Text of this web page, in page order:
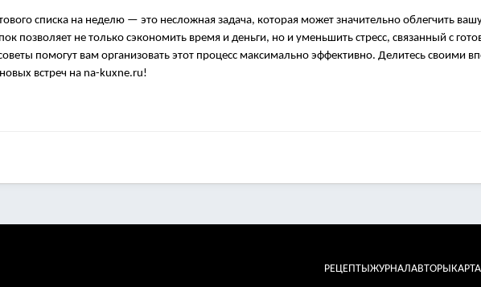
списка на неделю — это несложная задача, которая может значительно облегчить
позволяет не только сэкономить время и деньги, но и уменьшить стресс, связанный с
помогут вам организовать этот процесс максимально эффективно. Делитесь своими
встреч на na-kuxne.ru!
РЕЦЕПТЫЖУРНАЛАВТОРЫ